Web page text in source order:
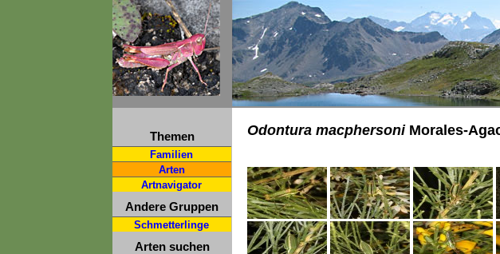
Themen
Familien
Arten
Artnavigator
Andere Gruppen
Schmetterlinge
Arten suchen
Odontura macphersoniMorales-